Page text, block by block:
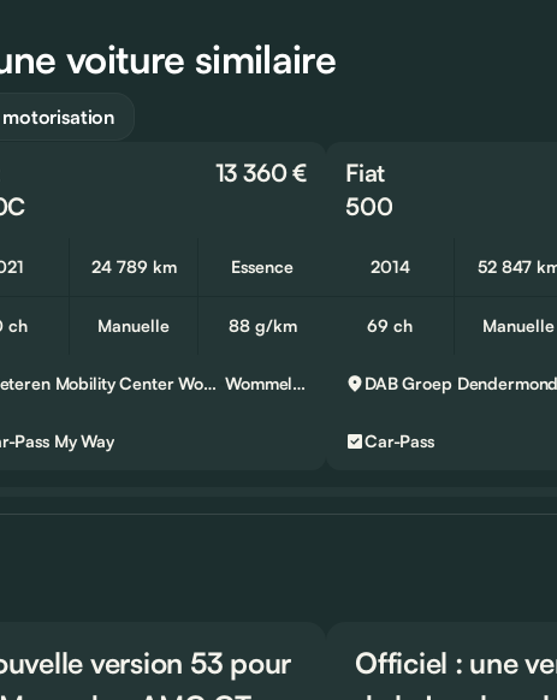
voiture similaire
motorisation
13 360 €
24 789 km Essence
ch Manuelle 88 g/km
D’Ieteren Mobility Center Wommelgem Wommelgem
Pass My Way
Fiat
500
2014 52 847
69 ch Manuelle
DAB Groep
Car-Pass
version 53 pour
Officiel : une